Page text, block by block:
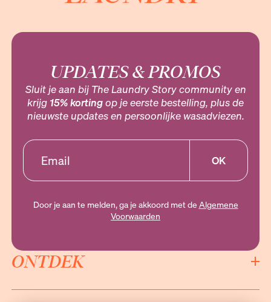
UPDATES & PROMOS
Sluit je aan bij The Laundry Story community en
krijg 15% kortingop je eerste bestelling, plus de
nieuwste updates en persoonlijke wasadviezen.
OK
Door je aan te melden, ga je akkoord met de Algemene
Voorwaarden
ONTDEK